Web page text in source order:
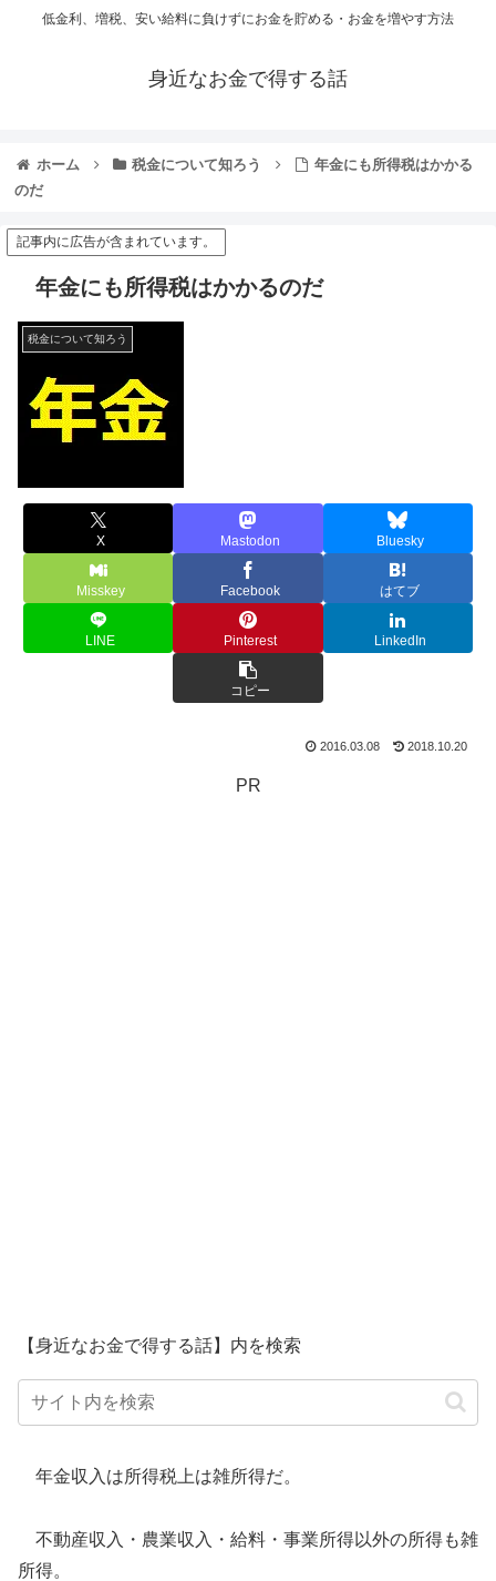
低金利、増税、安い給料に負けずにお金を貯める・お金を増やす方法
身近なお金で得する話
ホーム 税金について知ろう
年金にも所得税はかかる
のだ
記事内に広告が含まれています。
年金にも所得税はかかるのだ
税金について知ろう
X Mastodon Bluesky
Misskey Facebook はてブ
LINE Pinterest LinkedIn
コピー
2016.03.08 2018.10.20
PR
【身近なお金で得する話】内を検索
年金収入は所得税上は雑所得だ。
不動産収入・農業収入・給料・事業所得以外の所得も雑
所得。